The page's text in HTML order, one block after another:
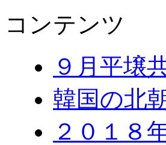
コンテンツ
９月平壌
韓国の北
２０１